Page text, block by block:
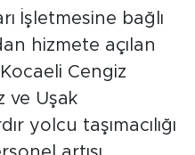
İşletmesine bağlı
hizmete açılan
Cengiz
ve Uşak
yolcu taşımacılığı